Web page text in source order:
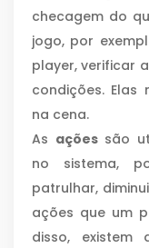
checagem do
jogo, por
player, verificar
condições. Elas
na cena.
As açõessão
no sistema,
patrulhar,
ações que um
disso,